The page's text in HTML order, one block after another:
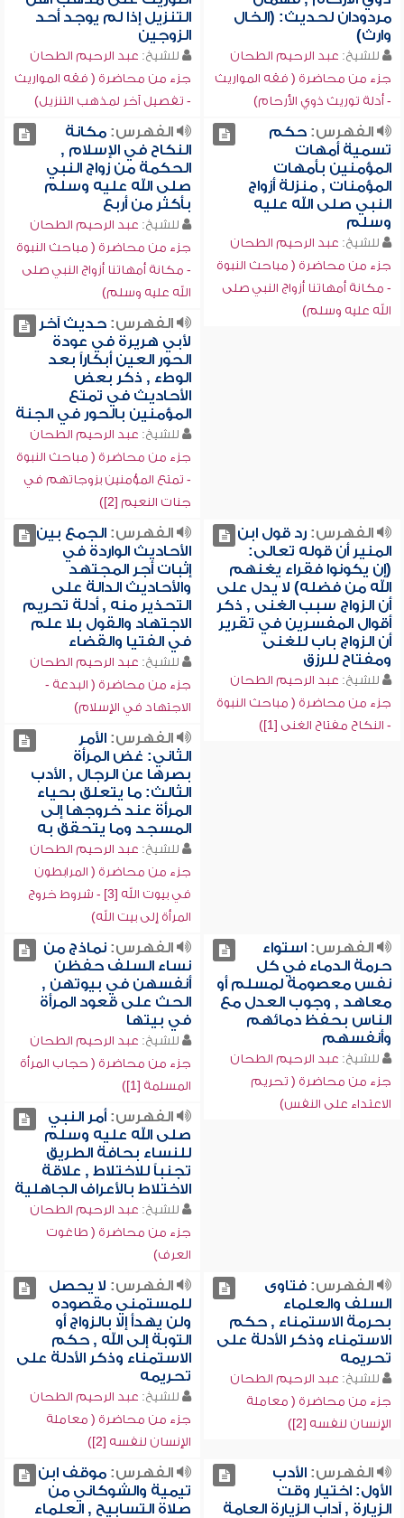
مردودان لحديث: (الخال
وارث)
للشيخ: عبد الرحيم الطحان
جزء من محاضرة ( فقه المواريث
- أدلة توريث ذوي الأرحام)
التنزيل إذا لم يوجد أحد
الزوجين
للشيخ: عبد الرحيم الطحان
جزء من محاضرة ( فقه المواريث
- تفصيل آخر لمذهب التنزيل)
الفهرس:حكم
تسمية أمهات
المؤمنين بأمهات
المؤمنات , منزلة أزواج
النبي صلى الله عليه
وسلم
للشيخ: عبد الرحيم الطحان
جزء من محاضرة ( مباحث النبوة
- مكانة أمهاتنا أزواج النبي صلى
الله عليه وسلم)
الفهرس:مكانة
النكاح في الإسلام ,
الحكمة من زواج النبي
صلى الله عليه وسلم
بأكثر من أربع
للشيخ: عبد الرحيم الطحان
جزء من محاضرة ( مباحث النبوة
- مكانة أمهاتنا أزواج النبي صلى
الله عليه وسلم)
الفهرس:حديث آخر
لأبي هريرة في عودة
الحور العين أبكاراً بعد
الوطء , ذكر بعض
الأحاديث في تمتع
المؤمنين بالحور في الجنة
للشيخ: عبد الرحيم الطحان
جزء من محاضرة ( مباحث النبوة
- تمتع المؤمنين بزوجاتهم في
جنات النعيم [2])
الفهرس:رد قول ابن
المنير أن قوله تعالى:
(إن يكونوا فقراء يغنهم
الله من فضله) لا يدل على
أن الزواج سبب الغنى , ذكر
أقوال المفسرين في تقرير
أن الزواج باب للغنى
ومفتاح للرزق
للشيخ: عبد الرحيم الطحان
جزء من محاضرة ( مباحث النبوة
- النكاح مفتاح الغنى [1])
الفهرس:الجمع بين
الأحاديث الواردة في
إثبات أجر المجتهد
والأحاديث الدالة على
التحذير منه , أدلة تحريم
الاجتهاد والقول بلا علم
في الفتيا والقضاء
للشيخ: عبد الرحيم الطحان
جزء من محاضرة ( البدعة -
الاجتهاد في الإسلام)
الفهرس:الأمر
الثاني: غض المرأة
بصرها عن الرجال , الأدب
الثالث: ما يتعلق بحياء
المرأة عند خروجها إلى
المسجد وما يتحقق به
للشيخ: عبد الرحيم الطحان
جزء من محاضرة ( المرابطون
في بيوت الله [3] - شروط خروج
المرأة إلى بيت الله)
الفهرس:استواء
حرمة الدماء في كل
نفس معصومة لمسلم أو
معاهد , وجوب العدل مع
الناس بحفظ دمائهم
وأنفسهم
للشيخ: عبد الرحيم الطحان
جزء من محاضرة ( تحريم
الاعتداء على النفس)
الفهرس:نماذج من
نساء السلف حفظن
أنفسهن في بيوتهن ,
الحث على قعود المرأة
في بيتها
للشيخ: عبد الرحيم الطحان
جزء من محاضرة ( حجاب المرأة
المسلمة [1])
الفهرس:أمر النبي
صلى الله عليه وسلم
للنساء بحافة الطريق
تجنباً للاختلاط , علاقة
الاختلاط بالأعراف الجاهلية
للشيخ: عبد الرحيم الطحان
جزء من محاضرة ( طاغوت
العرف)
الفهرس:فتاوى
السلف والعلماء
بحرمة الاستمناء , حكم
الاستمناء وذكر الأدلة على
تحريمه
للشيخ: عبد الرحيم الطحان
جزء من محاضرة ( معاملة
الإنسان لنفسه [2])
الفهرس: لا يحصل
للمستمني مقصوده
ولن يهدأ إلا بالزواج أو
التوبة إلى الله , حكم
الاستمناء وذكر الأدلة على
تحريمه
للشيخ: عبد الرحيم الطحان
جزء من محاضرة ( معاملة
الإنسان لنفسه [2])
الفهرس:الأدب
الأول: اختيار وقت
الزيارة , آداب الزيارة العامة
الفهرس:موقف ابن
تيمية والشوكاني من
صلاة التسابيح , العلماء